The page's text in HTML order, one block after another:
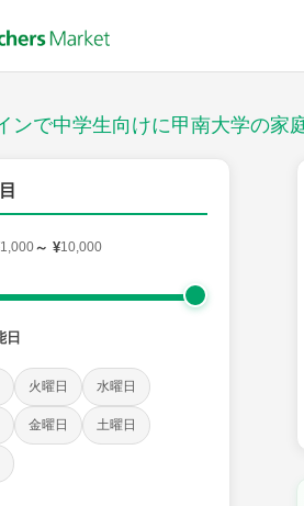
ンで中学生向けに甲南大学の家
1,000～ ¥10,000
日
火曜日 水曜日
金曜日 土曜日
理科